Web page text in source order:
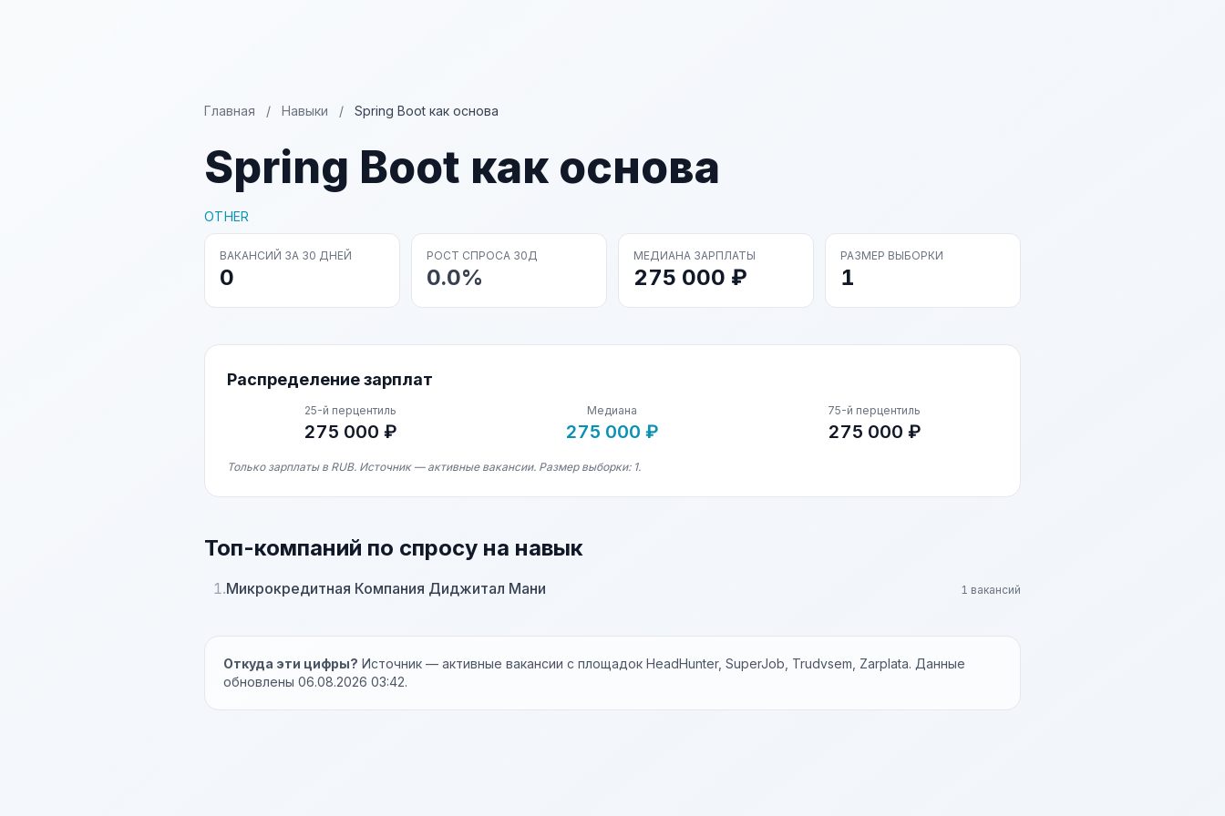
Главная / Навыки / Spring Boot как основа
Spring Boot как основа
OTHER
ВАКАНСИЙ ЗА 30 ДНЕЙ
0
РОСТ СПРОСА 30Д
0.0%
МЕДИАНА ЗАРПЛАТЫ
275 000 ₽
РАЗМЕР ВЫБОРКИ
1
Распределение зарплат
25-й перцентиль
275 000 ₽
Медиана
275 000 ₽
75-й перцентиль
275 000 ₽
Только зарплаты в RUB. Источник — активные вакансии. Размер выборки: 1.
Топ-компаний по спросу на навык
1.Микрокредитная Компания Диджитал Мани 1 вакансий
Откуда эти цифры? Источник — активные вакансии с площадок HeadHunter, SuperJob, Trudvsem, Zarplata. Данные
обновлены 06.08.2026 03:42.